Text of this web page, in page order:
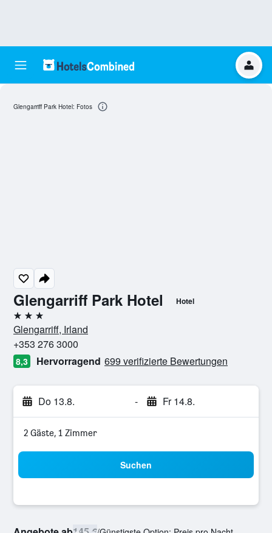
Glengarriff Park Hotel Hotel
3 Sterne
Glengarriff, Irland
+353 276 3000
8,3 Hervorragend 699 verifizierte Bewertungen
Do 13.8. - Fr 14.8.
2 Gäste, 1 Zimmer
Suchen
Glengarriff Park Hotel: Fotos